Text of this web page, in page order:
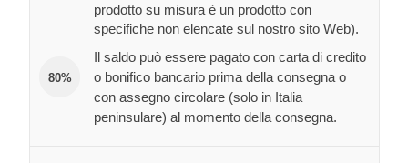
prodotto su misura è un prodotto con
specifiche non elencate sul nostro sito Web).
80%
Il saldo può essere pagato con carta di credito
o bonifico bancario prima della consegna o
con assegno circolare (solo in Italia
peninsulare) al momento della consegna.